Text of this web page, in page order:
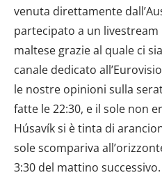
Approfondisci come vengono
e imposta le tue preferenze
modificare o ritirare il tuo
dalla Dichiarazione sui cookie.
Utilizziamo i cookie per
annunci, per fornire
analizzare il nostro traffico.
informazioni sul modo in cui
nostri partner che si
venuta direttamente
partecipato a un
maltese grazie al quale ci
canale dedicato
le nostre opinioni sulla
fatte le 22:30, e il sole non
Húsavík si è tinta di
sole scompariva
3:30 del mattino successivo.